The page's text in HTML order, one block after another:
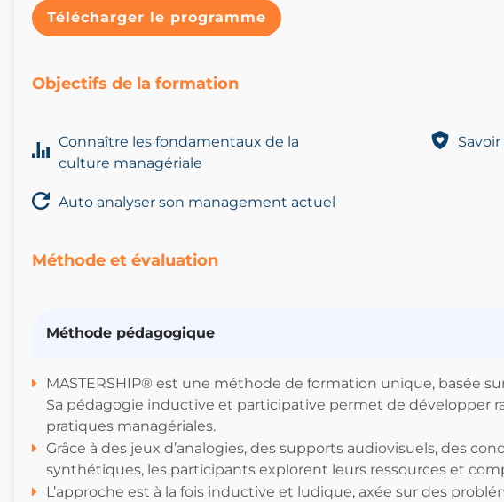
Télécharger le programme
Objectifs de la formation
Connaître les fondamentaux de la
culture managériale
Auto analyser son management actuel
Méthode et évaluation
Méthode pédagogique
MASTERSHIP® est une méthode de formation unique, basée
Sa pédagogie inductive et participative permet de développer
pratiques managériales.
Grâce à des jeux d’analogies, des supports audiovisuels, des
synthétiques, les participants explorent leurs ressources et
L’approche est à la fois inductive et ludique, axée sur des